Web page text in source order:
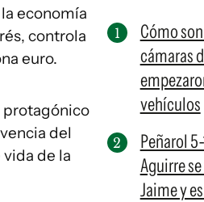
economía
controla
euro.
protagónico
del
de la
Cómo
cámaras
vehículos
Peñarol
Aguirre
Jaime y